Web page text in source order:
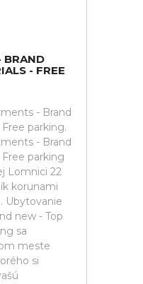
BRAND
- FREE
- Brand
parking.
- Brand
parking
Lomnici 22
korunami
Ubytovanie
new - Top
sa
meste
si